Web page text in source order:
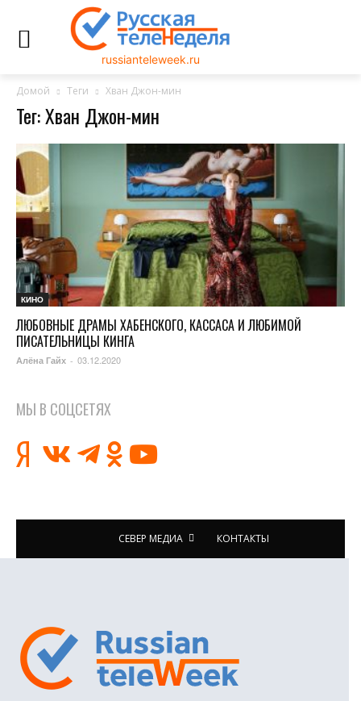
russianteleweek.ru
Домой Теги Хван Джон-мин
Тег: Хван Джон-мин
КИНО
ЛЮБОВНЫЕ ДРАМЫ ХАБЕНСКОГО, КАССАСА И ЛЮБИМОЙ
ПИСАТЕЛЬНИЦЫ КИНГА
Алёна Гайх - 03.12.2020
МЫ В СОЦСЕТЯХ
СЕВЕР МЕДИА КОНТАКТЫ